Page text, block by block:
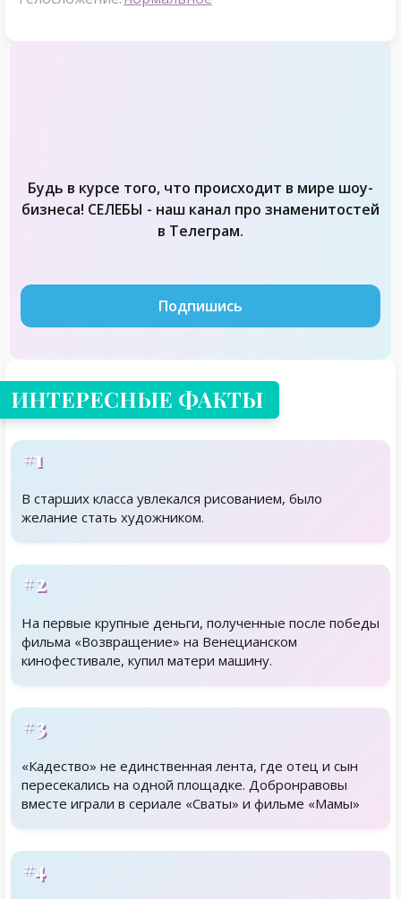
Будь в курсе того, что происходит в мире шоу-
бизнеса! СЕЛЕБЫ - наш канал про знаменитостей
в Телеграм.
Подпишись
ИНТЕРЕСНЫЕ ФАКТЫ
#1
В старших класса увлекался рисованием, было
желание стать художником.
#2
На первые крупные деньги, полученные после победы
фильма «Возвращение» на Венецианском
кинофестивале, купил матери машину.
#3
«Кадество» не единственная лента, где отец и сын
пересекались на одной площадке. Добронравовы
вместе играли в сериале «Сваты» и фильме «Мамы»
#4